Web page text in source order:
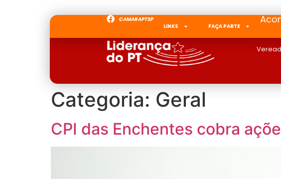
CAMARAPTSP
LINKS
FAÇA PARTE
Categoria: Geral
CPI das Enchentes cobra